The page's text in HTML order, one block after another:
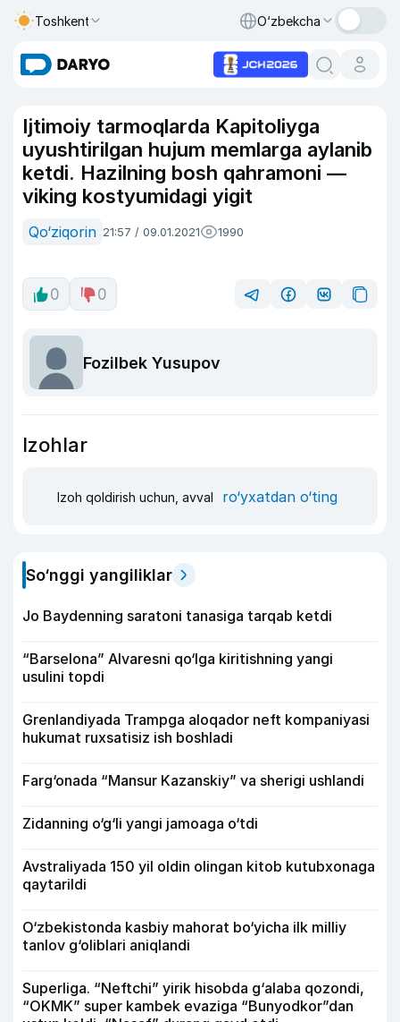
Toshkent O‘zbekcha
Ijtimoiy tarmoqlarda Kapitoliyga
uyushtirilgan hujum memlarga aylanib
ketdi. Hazilning bosh qahramoni —
viking kostyumidagi yigit
Qo‘ziqorin 21:57 / 09.01.2021 1990
0 0
Fozilbek Yusupov
Izohlar
Izoh qoldirish uchun, avval ro‘yxatdan o‘ting
So‘nggi yangiliklar
Jo Baydenning saratoni tanasiga tarqab ketdi
“Barselona” Alvaresni qo‘lga kiritishning yangi
usulini topdi
Grenlandiyada Trampga aloqador neft kompaniyasi
hukumat ruxsatisiz ish boshladi
Farg‘onada “Mansur Kazanskiy” va sherigi ushlandi
Zidanning o‘g‘li yangi jamoaga o‘tdi
Avstraliyada 150 yil oldin olingan kitob kutubxonaga
qaytarildi
O‘zbekistonda kasbiy mahorat bo‘yicha ilk milliy
tanlov g‘oliblari aniqlandi
Superliga. “Neftchi” yirik hisobda g‘alaba qozondi,
“OKMK” super kambek evaziga “Bunyodkor”dan